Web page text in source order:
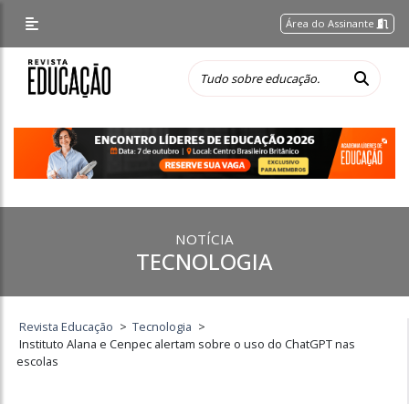
Área do Assinante
NOTÍCIA
TECNOLOGIA
Revista Educação > Tecnologia >
Instituto Alana e Cenpec alertam sobre o uso do ChatGPT nas
escolas